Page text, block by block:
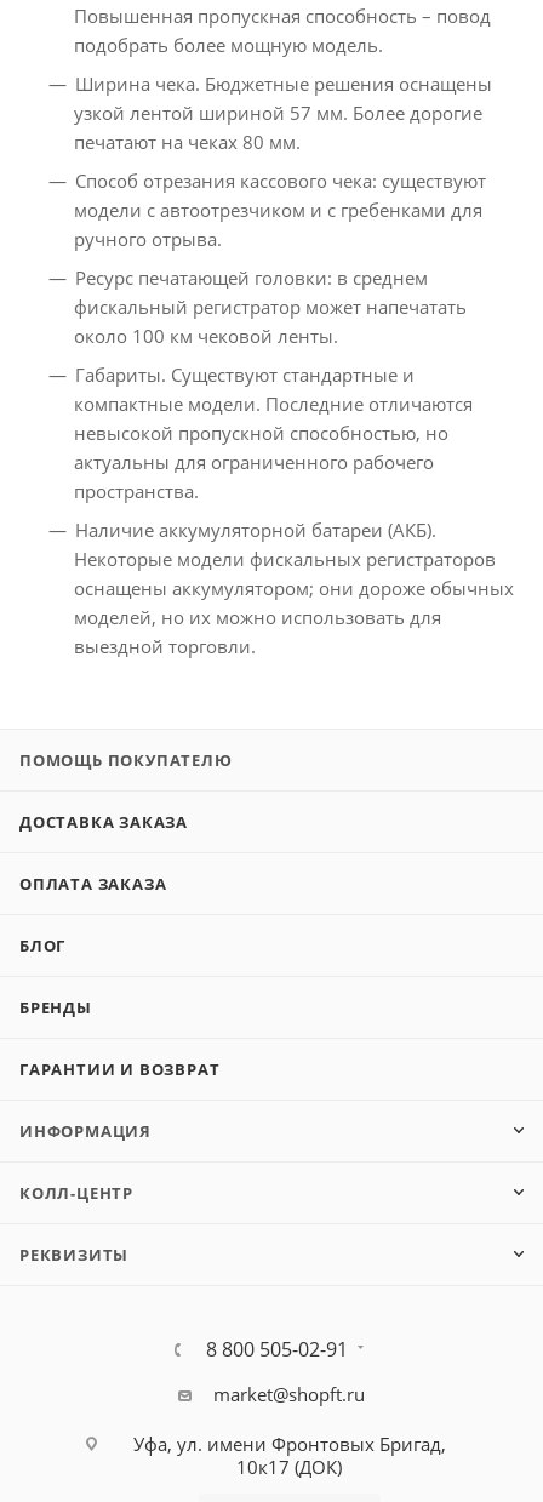
Повышенная пропускная способность – повод
подобрать более мощную модель.
Ширина чека. Бюджетные решения оснащены
узкой лентой шириной 57 мм. Более дорогие
печатают на чеках 80 мм.
Способ отрезания кассового чека: существуют
модели с автоотрезчиком и с гребенками для
ручного отрыва.
Ресурс печатающей головки: в среднем
фискальный регистратор может напечатать
около 100 км чековой ленты.
Габариты. Существуют стандартные и
компактные модели. Последние отличаются
невысокой пропускной способностью, но
актуальны для ограниченного рабочего
пространства.
Наличие аккумуляторной батареи (АКБ).
Некоторые модели фискальных регистраторов
оснащены аккумулятором; они дороже обычных
моделей, но их можно использовать для
выездной торговли.
ПОМОЩЬ ПОКУПАТЕЛЮ
ДОСТАВКА ЗАКАЗА
ОПЛАТА ЗАКАЗА
БЛОГ
БРЕНДЫ
ГАРАНТИИ И ВОЗВРАТ
ИНФОРМАЦИЯ
КОЛЛ-ЦЕНТР
РЕКВИЗИТЫ
8 800 505-02-91
market@shopft.ru
Уфа, ул. имени Фронтовых Бригад,
10к17 (ДОК)